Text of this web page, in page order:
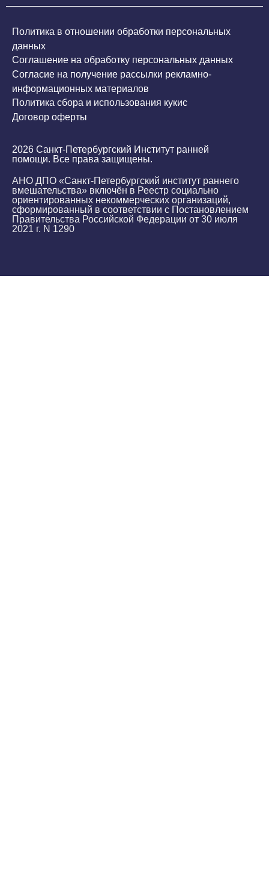
Политика в отношении обработки персональных
данных
Соглашение на обработку персональных данных
Согласие на получение рассылки рекламно-
информационных материалов
Политика сбора и использования кукис
Договор оферты
2026 Санкт-Петербургский Институт ранней
помощи. Все права защищены.
АНО ДПО «Санкт-Петербургский институт раннего
вмешательства» включён в Реестр социально
ориентированных некоммерческих организаций,
сформированный в соответствии с Постановлением
Правительства Российской Федерации от 30 июля
2021 г. N 1290